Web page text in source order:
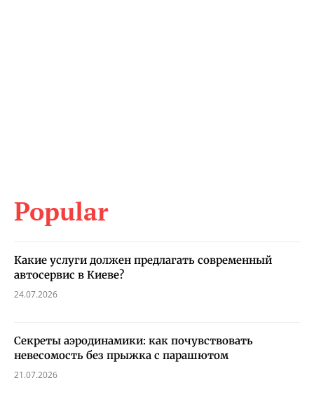
Popular
Какие услуги должен предлагать современный
автосервис в Киеве?
24.07.2026
Секреты аэродинамики: как почувствовать
невесомость без прыжка с парашютом
21.07.2026